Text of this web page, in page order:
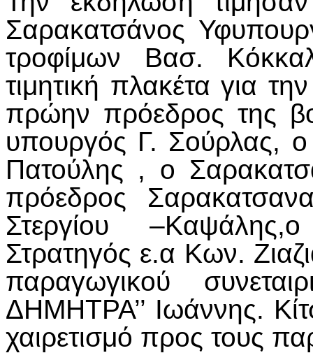
Σαρακατσάνος
τροφίμων Βασ.
τιμητική πλακέτα για
πρώην πρόεδρος της
υπουργός Γ. Σούρλας,
Πατούλης , ο
πρόεδρος
Στεργίου
Στρατηγός ε.α Κων.
παραγωγικού
ΔΗΜΗΤΡΑ’’ Ιωάννης.
χαιρετισμό προς τους